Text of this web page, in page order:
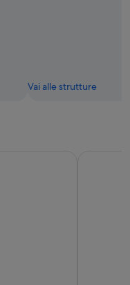
Vai alle strutture